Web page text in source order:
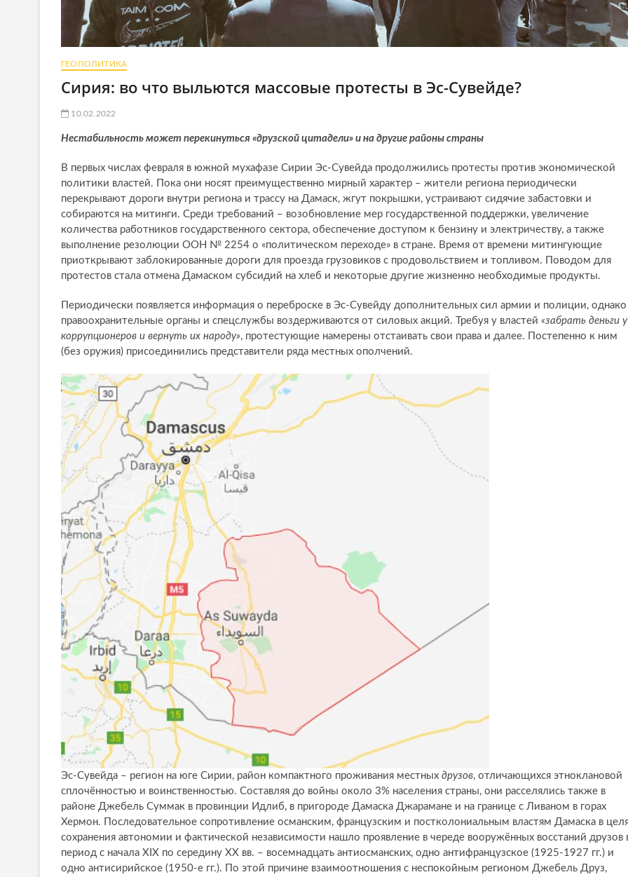
ГЕОПОЛИТИКА
Сирия: во что выльются массовые протесты в Эс-Сувейде?
10.02.2022
Нестабильность может перекинуться «друзской цитадели» и на другие районы страны
В первых числах февраля в южной мухафазе Сирии Эс-Сувейда продолжились протесты против экономической
политики властей. Пока они носят преимущественно мирный характер – жители региона периодически
перекрывают дороги внутри региона и трассу на Дамаск, жгут покрышки, устраивают сидячие забастовки и
собираются на митинги. Среди требований – возобновление мер государственной поддержки, увеличение
количества работников государственного сектора, обеспечение доступом к бензину и электричеству, а также
выполнение резолюции ООН № 2254 о «политическом переходе» в стране. Время от времени митингующие
приоткрывают заблокированные дороги для проезда грузовиков с продовольствием и топливом. Поводом для
протестов стала отмена Дамаском субсидий на хлеб и некоторые другие жизненно необходимые продукты.
Периодически появляется информация о переброске в Эс-Сувейду дополнительных сил армии и полиции, однако
правоохранительные органы и спецслужбы воздерживаются от силовых акций. Требуя у властей «забрать деньги у
коррупционеров и вернуть их народу», протестующие намерены отстаивать свои права и далее. Постепенно к ним
(без оружия) присоединились представители ряда местных ополчений.
Эс-Сувейда – регион на юге Сирии, район компактного проживания местных друзов, отличающихся этноклановой
сплочённостью и воинственностью. Составляя до войны около 3% населения страны, они расселялись также в
районе Джебель Суммак в провинции Идлиб, в пригороде Дамаска Джарамане и на границе с Ливаном в горах
Хермон. Последовательное сопротивление османским, французским и постколониальным властям Дамаска в
сохранения автономии и фактической независимости нашло проявление в череде вооружённых восстаний друзов
период с начала XIX по середину ХХ вв. – восемнадцать антиосманских, одно антифранцузское (1925-1927 гг.) и
одно антисирийское (1950-е гг.). По этой причине взаимоотношения с неспокойным регионом Джебель Друз,